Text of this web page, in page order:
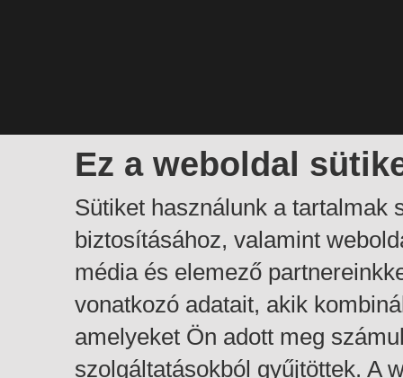
Ez a weboldal
Sütiket használunk a tartalmak
biztosításához, valamint
média és elemező
vonatkozó adatait, akik
amelyeket Ön adott meg
szolgáltatásokból gyűjtöttek. A